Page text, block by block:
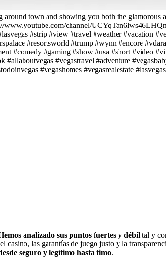
town and showing you both the glamorous
channel/
#strip #view #travel #weather #vacation
#resortsworld #trump #wynn #encore
#comedy #gaming #show #usa #short #video
#allaboutvegas #vegastravel #adventure
#vegashomes #vegasrealestate
analizado sus puntos fuertes y débil tal y
las garantías de juego justo y la
seguro y legítimo hasta timo.